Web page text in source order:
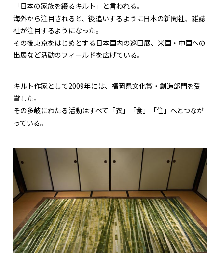
「日本の家族を綴るキルト」と言われる。
海外から注目されると、後追いするように日本の新聞社、雑誌
社が注目するようになった。
その後東京をはじめとする日本国内の巡回展、米国・中国への
出展など活動のフィールドを広げている。
キルト作家として2009年には、福岡県文化賞・創造部門を受
賞した。
その多岐にわたる活動はすべて「衣」「食」「住」へとつなが
っている。